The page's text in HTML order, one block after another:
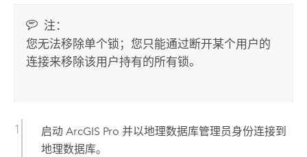
注：
您无法移除单个锁；您只能通过断开某个用户的
连接来移除该用户持有的所有锁。
启动 ArcGIS Pro 并以地理数据库管理员身份连接到
地理数据库。